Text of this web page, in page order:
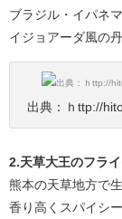
ブラジル・イパネ
イジョアーダ風の
出典：ｈttp://
2.天草大王のフラ
熊本の天草地方で
香り高くスパイシ